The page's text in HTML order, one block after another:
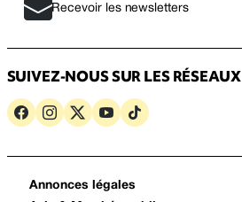
Recevoir les newsletters
SUIVEZ-NOUS SUR LES RÉSEAUX
Annonces légales